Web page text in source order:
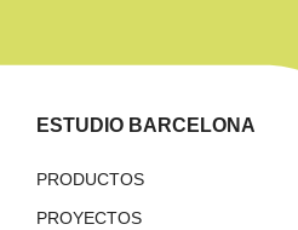
ESTUDIO BARCELONA
PRODUCTOS
PROYECTOS